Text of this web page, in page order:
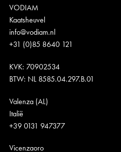
VODIAM
Kaatsheuvel
info@vodiam.nl
+31 (0)85 8640 121
KVK: 70902534
BTW: NL 8585.04.297.B.01
Valenza (AL)
Italië
+39 0131 947377
Vicenzaoro